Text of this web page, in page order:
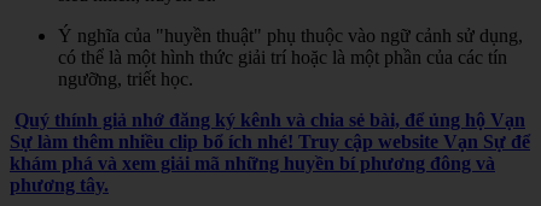
Ý nghĩa của "huyền thuật" phụ thuộc vào ngữ cảnh sử dụng,
có thể là một hình thức giải trí hoặc là một phần của các tín
ngưỡng, triết học.
Quý thính giả nhớ đăng ký kênh và chia sẻ bài, để ủng hộ Vạn
Sự làm thêm nhiều clip bổ ích nhé! Truy cập website Vạn Sự để
khám phá và xem giải mã những huyền bí phương đông và
phương tây.